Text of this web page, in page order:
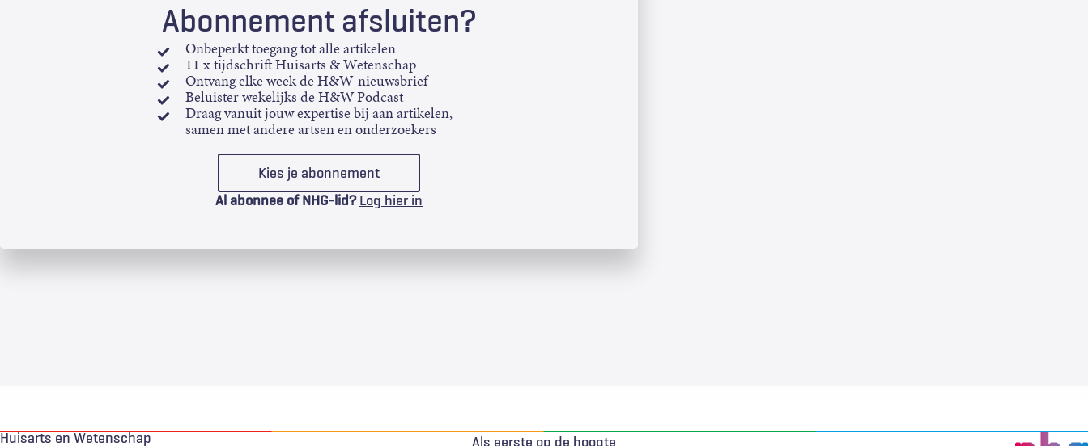
Abonnement afsluiten?
Onbeperkt toegang tot alle artikelen
11 x tijdschrift Huisarts & Wetenschap
Ontvang elke week de H&W-nieuwsbrief
Beluister wekelijks de H&W Podcast
Draag vanuit jouw expertise bij aan artikelen,
samen met andere artsen en onderzoekers
Kies je abonnement
Al abonnee of NHG-lid? Log hier in
Huisarts en Wetenschap Als eerste op de hoogte